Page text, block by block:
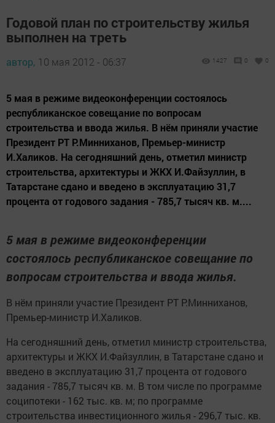
Годовой план по строительству жилья
выполнен на треть
автор, 10 мая 2012 - 06:37 1427 0 0
5 мая в режиме видеоконференции состоялось
республиканское совещание по вопросам
строительства и ввода жилья. В нём приняли участие
Президент РТ Р.Минниханов, Премьер-министр
И.Халиков. На сегодняшний день, отметил министр
строительства, архитектуры и ЖКХ И.Файзуллин, в
Татарстане сдано и введено в эксплуатацию 31,7
процента от годового задания - 785,7 тысяч кв. м....
5 мая в режиме видеоконференции
состоялось республиканское совещание по
вопросам строительства и ввода жилья.
В нём приняли участие Президент РТ Р.Минниханов,
Премьер-министр И.Халиков.
На сегодняшний день, отметил министр строительства,
архитектуры и ЖКХ И.Файзуллин, в Татарстане сдано и
введено в эксплуатацию 31,7 процента от годового
задания - 785,7 тысяч кв. м. В том числе по программе
соципотеки - 162 тыс. кв. м; по программе
строительства инвестиционного жилья - 296,7 тыс. кв.